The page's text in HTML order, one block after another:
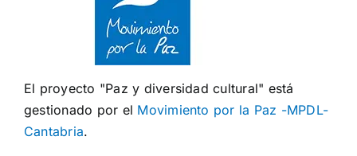
El proyecto "Paz y diversidad cultural" está
gestionado por el Movimiento por la Paz -MPDL-
Cantabria.